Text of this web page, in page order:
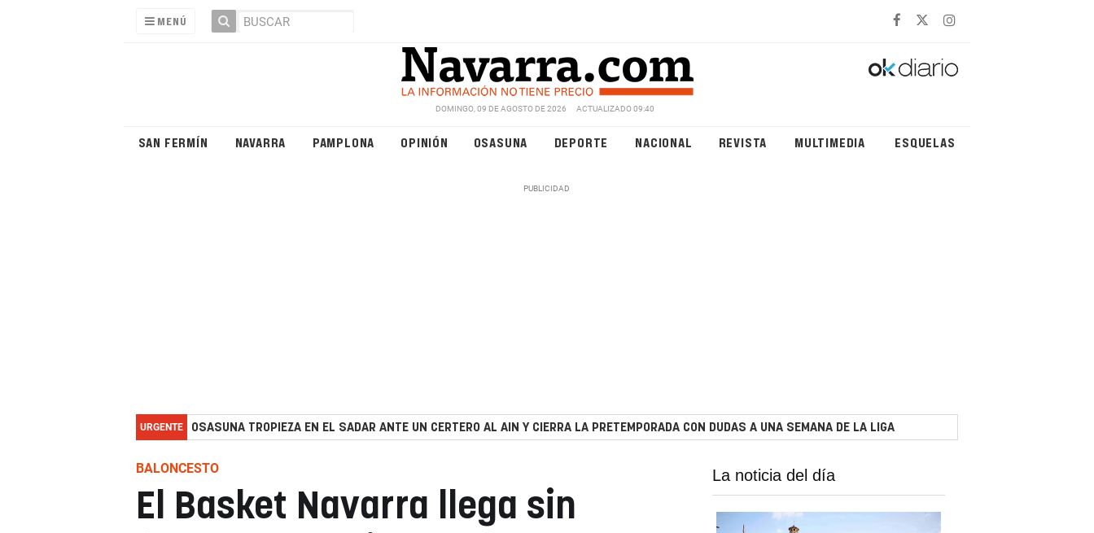
MENÚ
DOMINGO, 09 DE AGOSTO DE 2026 ACTUALIZADO 09:40
SAN FERMÍN NAVARRA PAMPLONA OPINIÓN OSASUNA DEPORTE NACIONAL REVISTA MULTIMEDIA ESQUELAS
URGENTE OSASUNA TROPIEZA EN EL SADAR ANTE UN CERTERO AL AIN Y CIERRA LA PRETEMPORADA CON DUDAS A UNA SEMANA DE LA LIGA
BALONCESTO
El Basket Navarra llega sin
La noticia del día